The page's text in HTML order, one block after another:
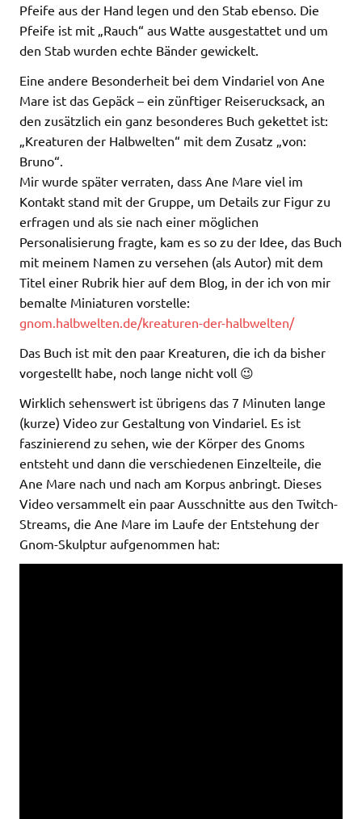
Pfeife aus der Hand legen und den Stab ebenso. Die
Pfeife ist mit „Rauch“ aus Watte ausgestattet und um
den Stab wurden echte Bänder gewickelt.
Eine andere Besonderheit bei dem Vindariel von Ane
Mare ist das Gepäck – ein zünftiger Reiserucksack, an
den zusätzlich ein ganz besonderes Buch gekettet ist:
„Kreaturen der Halbwelten“ mit dem Zusatz „von:
Bruno“.
Mir wurde später verraten, dass Ane Mare viel im
Kontakt stand mit der Gruppe, um Details zur Figur zu
erfragen und als sie nach einer möglichen
Personalisierung fragte, kam es so zu der Idee, das Buch
mit meinem Namen zu versehen (als Autor) mit dem
Titel einer Rubrik hier auf dem Blog, in der ich von mir
bemalte Miniaturen vorstelle:
gnom.halbwelten.de/kreaturen-der-halbwelten/
Das Buch ist mit den paar Kreaturen, die ich da bisher
vorgestellt habe, noch lange nicht voll 😉
Wirklich sehenswert ist übrigens das 7 Minuten lange
(kurze) Video zur Gestaltung von Vindariel. Es ist
faszinierend zu sehen, wie der Körper des Gnoms
entsteht und dann die verschiedenen Einzelteile, die
Ane Mare nach und nach am Korpus anbringt. Dieses
Video versammelt ein paar Ausschnitte aus den Twitch-
Streams, die Ane Mare im Laufe der Entstehung der
Gnom-Skulptur aufgenommen hat: